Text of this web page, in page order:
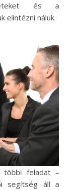
és a
elintézni náluk.
többi feladat –
segítség áll a